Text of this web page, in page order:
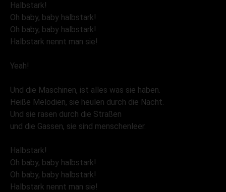
Halbstark!
Oh baby, baby halbstark!
Oh baby, baby halbstark!
Halbstark nennt man sie!
Yeah!
Und die Maschinen, ist alles was sie haben.
Heiße Melodien, sie heulen durch die Nacht.
Und sie rasen durch die Straßen
und die Gassen, sie sind menschenleer.
Halbstark!
Oh baby, baby halbstark!
Oh baby, baby halbstark!
Halbstark nennt man sie!